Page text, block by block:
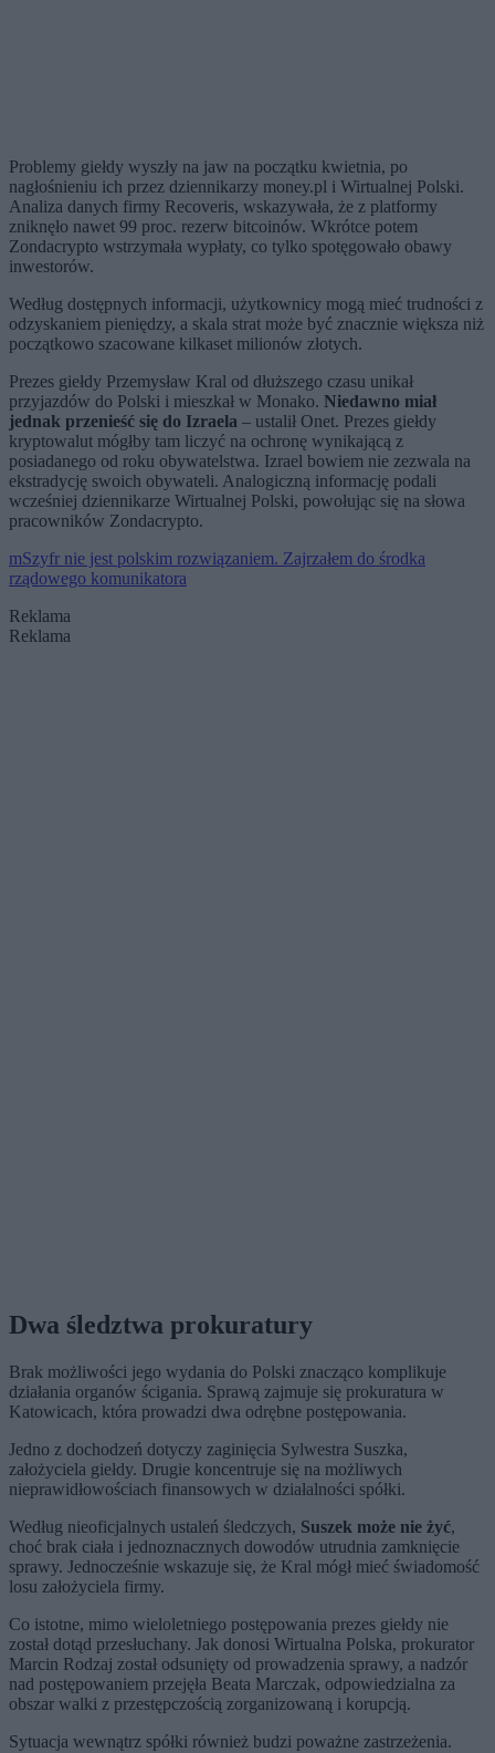
Problemy giełdy wyszły na jaw na początku kwietnia, po
nagłośnieniu ich przez dziennikarzy money.pl i Wirtualnej Polski.
Analiza danych firmy Recoveris, wskazywała, że z platformy
zniknęło nawet 99 proc. rezerw bitcoinów. Wkrótce potem
Zondacrypto wstrzymała wypłaty, co tylko spotęgowało obawy
inwestorów.
Według dostępnych informacji, użytkownicy mogą mieć trudności z
odzyskaniem pieniędzy, a skala strat może być znacznie większa niż
początkowo szacowane kilkaset milionów złotych.
Prezes giełdy Przemysław Kral od dłuższego czasu unikał
przyjazdów do Polski i mieszkał w Monako. Niedawno miał
jednak przenieść się do Izraela – ustalił Onet. Prezes giełdy
kryptowalut mógłby tam liczyć na ochronę wynikającą z
posiadanego od roku obywatelstwa. Izrael bowiem nie zezwala na
ekstradycję swoich obywateli. Analogiczną informację podali
wcześniej dziennikarze Wirtualnej Polski, powołując się na słowa
pracowników Zondacrypto.
mSzyfr nie jest polskim rozwiązaniem. Zajrzałem do środka
rządowego komunikatora
Reklama
Reklama
Dwa śledztwa prokuratury
Brak możliwości jego wydania do Polski znacząco komplikuje
działania organów ścigania. Sprawą zajmuje się prokuratura w
Katowicach, która prowadzi dwa odrębne postępowania.
Jedno z dochodzeń dotyczy zaginięcia Sylwestra Suszka,
założyciela giełdy. Drugie koncentruje się na możliwych
nieprawidłowościach finansowych w działalności spółki.
Według nieoficjalnych ustaleń śledczych, Suszek może nie żyć,
choć brak ciała i jednoznacznych dowodów utrudnia zamknięcie
sprawy. Jednocześnie wskazuje się, że Kral mógł mieć świadomość
losu założyciela firmy.
Co istotne, mimo wieloletniego postępowania prezes giełdy nie
został dotąd przesłuchany. Jak donosi Wirtualna Polska, prokurator
Marcin Rodzaj został odsunięty od prowadzenia sprawy, a nadzór
nad postępowaniem przejęła Beata Marczak, odpowiedzialna za
obszar walki z przestępczością zorganizowaną i korupcją.
Sytuacja wewnątrz spółki również budzi poważne zastrzeżenia.